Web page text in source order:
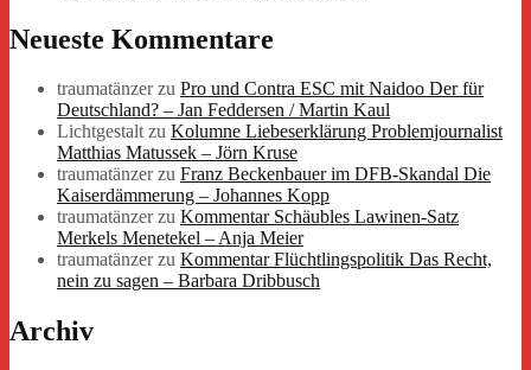
Neueste Kommentare
traumatänzerzu Pro und Contra ESC mit Naidoo Der für
Deutschland? – Jan Feddersen / Martin Kaul
Lichtgestaltzu Kolumne Liebeserklärung Problemjournalist
Matthias Matussek – Jörn Kruse
traumatänzerzu Franz Beckenbauer im DFB-Skandal Die
Kaiserdämmerung – Johannes Kopp
traumatänzerzu Kommentar Schäubles Lawinen-Satz
Merkels Menetekel – Anja Meier
traumatänzerzu Kommentar Flüchtlingspolitik Das Recht,
nein zu sagen – Barbara Dribbusch
Archiv